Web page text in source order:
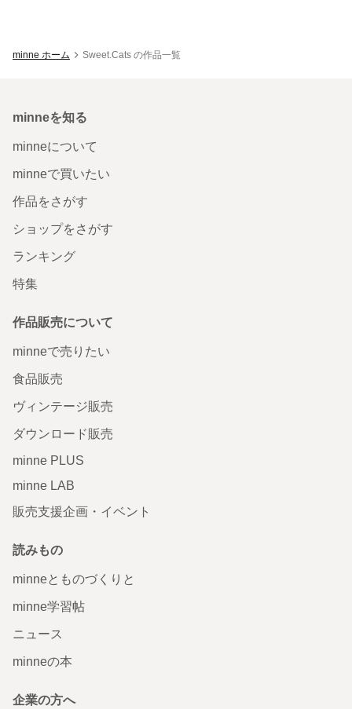
minne ホーム Sweet.Cats の作品一覧
minneを知る
minneについて
minneで買いたい
作品をさがす
ショップをさがす
ランキング
特集
作品販売について
minneで売りたい
食品販売
ヴィンテージ販売
ダウンロード販売
minne PLUS
minne LAB
販売支援企画・イベント
読みもの
minneとものづくりと
minne学習帖
ニュース
minneの本
企業の方へ